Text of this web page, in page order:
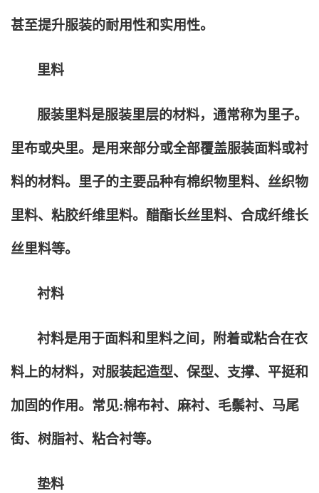
甚至提升服装的耐用性和实用性。
里料
服装里料是服装里层的材料，通常称为里子。
里布或央里。是用来部分或全部覆盖服装面料或衬
料的材料。里子的主要品种有棉织物里料、丝织物
里料、粘胶纤维里料。醋酯长丝里料、合成纤维长
丝里料等。
衬料
衬料是用于面料和里料之间，附着或粘合在衣
料上的材料，对服装起造型、保型、支撑、平挺和
加固的作用。常见:棉布衬、麻衬、毛鬃衬、马尾
街、树脂衬、粘合衬等。
垫料